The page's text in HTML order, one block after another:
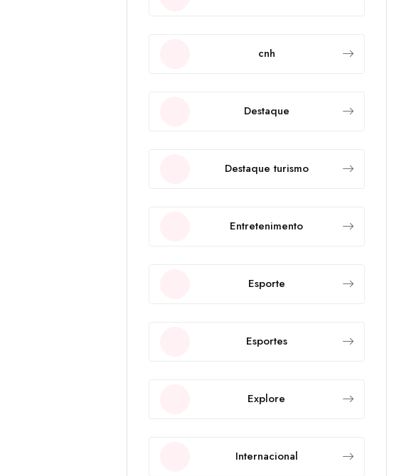
cnh
Destaque
Destaque turismo
Entretenimento
Esporte
Esportes
Explore
Internacional